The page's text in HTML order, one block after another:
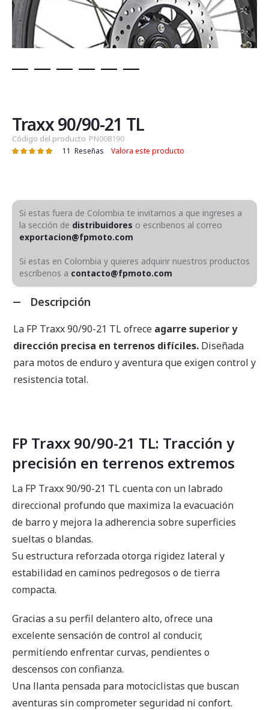
de
la
galería
de
Traxx 90/90-21 TL
Código del producto PN008190
Valoración: 11 Reseñas Valora este producto
Si estas fuera de Colombia te invitamos a que ingreses a
la sección de distribuidores o escribenos al correo
exportacion@fpmoto.com
Si estas en Colombia y quieres adquirir nuestros productos
escríbenos a contacto@fpmoto.com
Descripción
La FP Traxx 90/90-21 TL ofrece agarre superior y
dirección precisa en terrenos difíciles. Diseñada
para motos de enduro y aventura que exigen control y
resistencia total.
FP Traxx 90/90-21 TL: Tracción y
precisión en terrenos extremos
La FP Traxx 90/90-21 TL cuenta con un labrado
direccional profundo que maximiza la evacuación
de barro y mejora la adherencia sobre superficies
sueltas o blandas.
Su estructura reforzada otorga rigidez lateral y
estabilidad en caminos pedregosos o de tierra
compacta.
Gracias a su perfil delantero alto, ofrece una
excelente sensación de control al conducir,
permitiendo enfrentar curvas, pendientes o
descensos con confianza.
Una llanta pensada para motociclistas que buscan
aventuras sin comprometer seguridad ni confort.